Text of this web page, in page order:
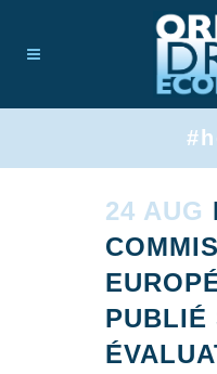
24 AUG
PUBLIÉ